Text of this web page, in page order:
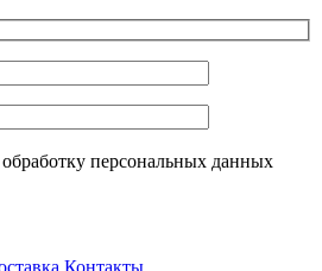
персональных данных